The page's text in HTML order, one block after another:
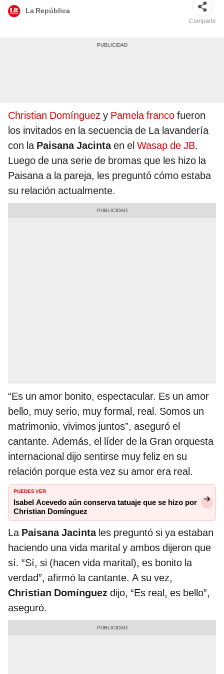
La República
Compartir
Christian Domínguez y Pamela franco fueron
los invitados en la secuencia de La lavandería
con la Paisana Jacintaen el Wasap de JB.
Luego de una serie de bromas que les hizo la
Paisana a la pareja, les preguntó cómo estaba
su relación actualmente.
“Es un amor bonito, espectacular. Es un amor
bello, muy serio, muy formal, real. Somos un
matrimonio, vivimos juntos”, aseguró el
cantante. Además, el líder de la Gran orquesta
internacional dijo sentirse muy feliz en su
relación porque esta vez su amor era real.
PUEDES VER
Isabel Acevedo aún conserva tatuaje que se hizo por
Christian Domínguez
La Paisana Jacintales preguntó si ya estaban
haciendo una vida marital y ambos dijeron que
sí. “Sí, si (hacen vida marital), es bonito la
verdad”, afirmó la cantante. A su vez,
Christian Domínguez dijo, “Es real, es bello”,
aseguró.